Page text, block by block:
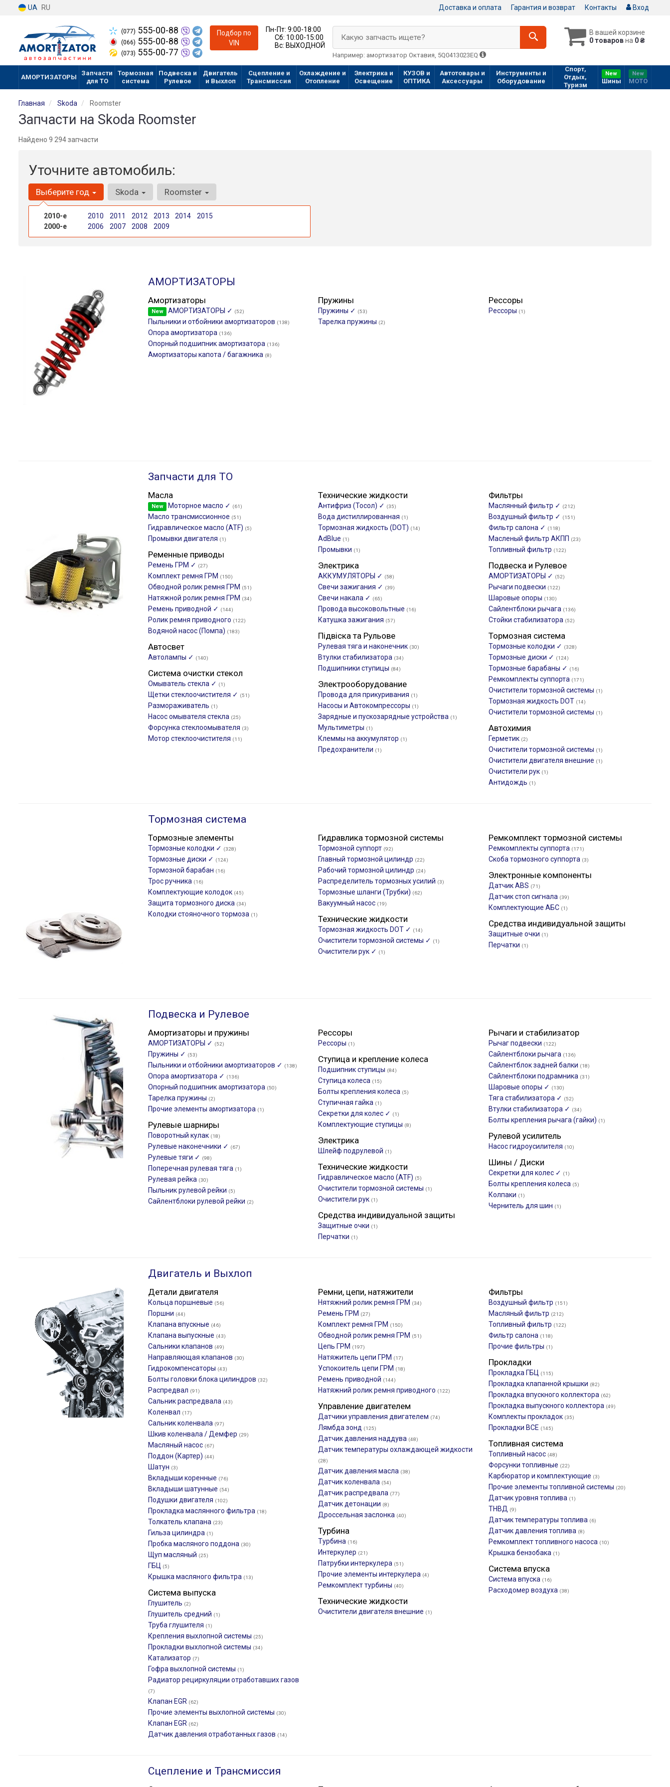
UA RU Доставка и оплата Гарантия и возврат Контакты Вход
(077) 555-00-88
(066) 555-00-88
(073) 555-00-77
Подбор по
VIN
Пн-Пт:9:00-18:00
Сб: 10:00-15:00
Вс: ВЫХОДНОЙ
В вашей корзине
0 товаровна 0 ₴
Какую запчасть ищете?
Например: амортизатор Октавия, 5Q0413023EQ
АМОРТИЗАТОРЫ
Запчасти
для ТО
Тормозная
система
Подвеска и
Рулевое
Двигатель
и Выхлоп
Сцепление и
Трансмиссия
Охлаждение и
Отопление
Электрика и
Освещение
КУЗОВ и
ОПТИКА
Автотовары и
Аксессуары
Инструменты и
Оборудование
Спорт,
Отдых,
Туризм
New
Шины
New
МOTO
Главная Skoda Roomster
Запчасти на Skoda Roomster
Найдено 9 294 запчасти
Уточните автомобиль:
Выберите год
2010-е 2010 2011 2012 2013 2014
2015
2000-е
2006 2007 2008 2009
Skoda Roomster
АМОРТИЗАТОРЫ
Амортизаторы
New АМОРТИЗАТОРЫ ✓ (52)
Пыльники и отбойники амортизаторов (138)
Опора амортизатора (136)
Опорный подшипник амортизатора (136)
Амортизаторы капота / багажника (8)
Пружины
Пружины ✓ (53)
Тарелка пружины (2)
Рессоры
Рессоры (1)
Запчасти для ТО
Масла
New Моторное масло ✓ (61)
Масло трансмиссионное (51)
Гидравлическое масло (ATF) (5)
Промывки двигателя (1)
Технические жидкости
Антифриз (Тосол) ✓ (35)
Вода дистиллированная (1)
Тормозная жидкость (DOT) (14)
AdBlue (1)
Промывки (1)
Фильтры
Маслянный фильтр ✓ (212)
Воздушный фильтр ✓ (151)
Фильтр салона ✓ (118)
Масленый фильтр АКПП (23)
Топливный фильтр (122)
Ременные приводы
Ремень ГРМ ✓ (27)
Комплект ремня ГРМ (150)
Обводной ролик ремня ГРМ (51)
Натяжной ролик ремня ГРМ (34)
Ремень приводной ✓ (144)
Ролик ремня приводного (122)
Водяной насос (Помпа) (183)
Электрика
АККУМУЛЯТОРЫ ✓ (58)
Свечи зажигания ✓ (39)
Свечи накала ✓ (65)
Провода высоковольтные (16)
Катушка зажигания (57)
Подвеска и Рулевое
АМОРТИЗАТОРЫ ✓ (52)
Рычаги подвески (122)
Шаровые опоры (130)
Сайлентблоки рычага (136)
Стойки стабилизатора (52)
Підвіска та Рульове
Рулевая тяга и наконечник (30)
Втулки стабилизатора (34)
Подшипники ступицы (84)
Тормозная система
Тормозные колодки ✓ (328)
Тормозные диски ✓ (124)
Тормозные барабаны ✓ (16)
Ремкомплекты суппорта (171)
Очистители тормозной системы (1)
Тормозная жидкость DOT (14)
Очистители тормозной системы (1)
Автосвет
Автолампы ✓ (140)
Система очистки стекол
Омыватель стекла ✓ (1)
Щетки стеклоочистителя ✓ (51)
Размораживатель (1)
Насос омывателя стекла (25)
Форсунка стеклоомывателя (3)
Мотор стеклоочистителя (11)
Электрооборудование
Провода для прикуривания (1)
Насосы и Автокомпрессоры (1)
Зарядные и пускозарядные устройства (1)
Мультиметры (1)
Клеммы на аккумулятор (1)
Предохранители (1)
Автохимия
Герметик (2)
Очистители тормозной системы (1)
Очистители двигателя внешние (1)
Очистители рук (1)
Антидождь (1)
Тормозная система
Тормозные элементы
Тормозные колодки ✓ (328)
Тормозные диски ✓ (124)
Тормозной барабан (16)
Трос ручника (16)
Комплектующие колодок (45)
Защита тормозного диска (34)
Колодки стояночного тормоза (1)
Гидравлика тормозной системы
Тормозной суппорт (92)
Главный тормозной цилиндр (22)
Рабочий тормозной цилиндр (24)
Распределитель тормозных усилий (3)
Тормозные шланги (Трубки) (62)
Вакуумный насос (19)
Ремкомплект тормозной системы
Ремкомплекты суппорта (171)
Скоба тормозного суппорта (3)
Электронные компоненты
Датчик ABS (71)
Датчик стоп сигнала (39)
Комплектующие АБС (1)
Технические жидкости
Тормозная жидкость DOT ✓ (14)
Очистители тормозной системы ✓ (1)
Очистители рук ✓ (1)
Средства индивидуальной защиты
Защитные очки (1)
Перчатки (1)
Подвеска и Рулевое
Амортизаторы и пружины
АМОРТИЗАТОРЫ ✓ (52)
Пружины ✓ (53)
Пыльники и отбойники амортизаторов ✓ (138)
Опора амортизатора ✓ (136)
Опорный подшипник амортизатора (50)
Тарелка пружины (2)
Прочие элементы амортизатора (1)
Рессоры
Рессоры (1)
Рычаги и стабилизатор
Рычаг подвески (122)
Сайлентблоки рычага (136)
Сайлентблок задней балки (18)
Сайлентблоки подрамника (31)
Шаровые опоры ✓ (130)
Тяга стабилизатора ✓ (52)
Втулки стабилизатора ✓ (34)
Болты крепления рычага (гайки) (1)
Ступица и крепление колеса
Подшипник ступицы (84)
Ступица колеса (15)
Болты крепления колеса (5)
Ступичная гайка (1)
Секретки для колес ✓ (1)
Комплектующие ступицы (8)
Рулевые шарниры
Поворотный кулак (18)
Рулевые наконечники ✓ (67)
Рулевые тяги ✓ (98)
Поперечная рулевая тяга (1)
Рулевая рейка (30)
Пыльник рулевой рейки (5)
Сайлентблоки рулевой рейки (2)
Рулевой усилитель
Насос гидроусилителя (10)
Электрика
Шлейф подрулевой (1)
Шины / Диски
Секретки для колес ✓ (1)
Болты крепления колеса (5)
Колпаки (1)
Чернитель для шин (1)
Технические жидкости
Гидравлическое масло (ATF) (5)
Очистители тормозной системы (1)
Очистители рук (1)
Средства индивидуальной защиты
Защитные очки (1)
Перчатки (1)
Двигатель и Выхлоп
Детали двигателя
Кольца поршневые (56)
Поршни (44)
Клапана впускные (46)
Клапана выпускные (43)
Сальники клапанов (49)
Направляющая клапанов (30)
Гидрокомпенсаторы (43)
Болты головки блока цилиндров (32)
Распредвал (91)
Сальник распредвала (43)
Коленвал (17)
Сальник коленвала (97)
Шкив коленвала / Демфер (29)
Масляный насос (67)
Поддон (Картер) (44)
Шатун (3)
Вкладыши коренные (76)
Вкладыши шатунные (54)
Подушки двигателя (102)
Прокладка маслянного фильтра (18)
Толкатель клапана (23)
Гильза цилиндра (1)
Пробка масляного поддона (30)
Щуп масляный (25)
ГБЦ (5)
Крышка масляного фильтра (13)
Ремни, цепи, натяжители
Нятяжний ролик ремня ГРМ (34)
Ремень ГРМ (27)
Комплект ремня ГРМ (150)
Обводной ролик ремня ГРМ (51)
Цепь ГРМ (197)
Натяжитель цепи ГРМ (17)
Успокоитель цепи ГРМ (18)
Ремень приводной (144)
Натяжний ролик ремня приводного (122)
Фильтры
Воздушный фильтр (151)
Масляный фильтр (212)
Топливный фильтр (122)
Фильтр салона (118)
Прочие фильтры (1)
Прокладки
Прокладка ГБЦ (115)
Прокладка клапанной крышки (82)
Прокладка впускного коллектора (62)
Прокладка выпускного коллектора (49)
Комплекты прокладок (35)
Прокладки ВСЕ (145)
Управление двигателем
Датчики управления двигателем (74)
Лямбда зонд (125)
Датчик давления наддува (48)
Датчик температуры охлаждающей жидкости
(28)
Датчик давления масла (38)
Датчик коленвала (54)
Датчик распредвала (77)
Датчик детонации (8)
Дроссельная заслонка (40)
Топливная система
Топливный насос (48)
Форсунки топливные (22)
Карбюратор и комплектующие (3)
Прочие элементы топливной системы (20)
Датчик уровня топлива (1)
ТНВД (9)
Датчик температуры топлива (6)
Датчик давления топлива (8)
Ремкомплект топливного насоса (10)
Крышка бензобака (1)
Турбина
Турбина (16)
Интеркулер (21)
Патрубки интеркулера (51)
Прочие элементы интеркулера (4)
Ремкомплект турбины (40)
Система впуска
Система впуска (16)
Расходомер воздуха (38)
Система выпуска
Глушитель (2)
Глушитель средний (1)
Труба глушителя (1)
Крепления выхлопной системы (25)
Прокладки выхлопной системы (34)
Катализатор (7)
Гофра выхлопной системы (1)
Радиатор рециркуляции отработавших газов
(7)
Клапан EGR (62)
Прочие элементы выхлопной системы (30)
Клапан EGR (62)
Датчик давления отработанных газов (14)
Технические жидкости
Очистители двигателя внешние (1)
Сцепление и Трансмиссия